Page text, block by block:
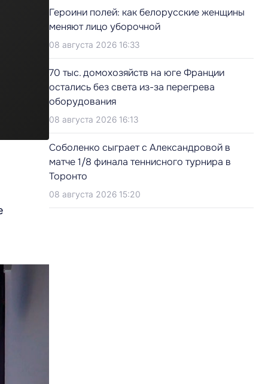
Героини полей: как белорусские женщины
меняют лицо уборочной
08 августа 2026 16:33
70 тыс. домохозяйств на юге Франции
остались без света из-за перегрева
оборудования
08 августа 2026 16:13
Соболенко сыграет с Александровой в
матче 1/8 финала теннисного турнира в
Торонто
08 августа 2026 15:20